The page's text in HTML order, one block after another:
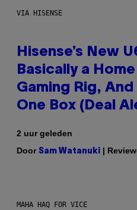
VIA HISENSE
Hisense’s New
Basically a
Gaming Rig,
One Box (Deal
2 uur geleden
Door Sam Watanuki |
MAHA HAQ FOR VICE